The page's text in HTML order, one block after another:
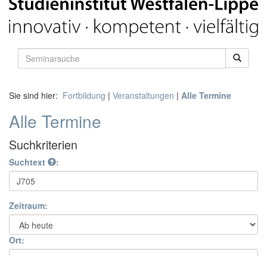
Sie sind hier: Fortbildung | Veranstaltungen | Alle Termine
Alle Termine
Suchkriterien
Suchtext :
Zeitraum:
Ort: